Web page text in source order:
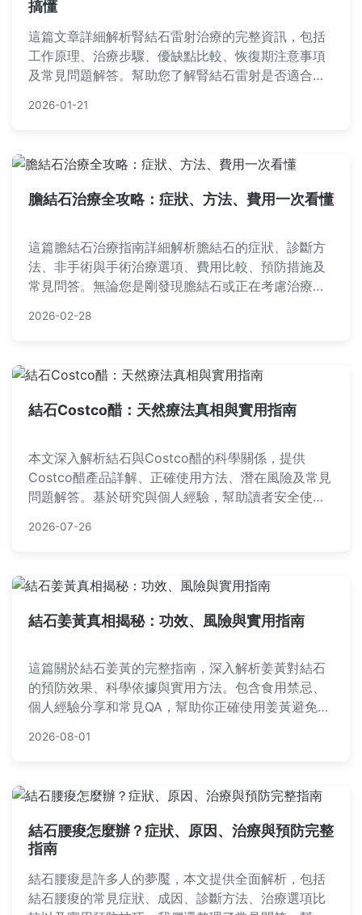
搞懂
這篇文章詳細解析腎結石雷射治療的完整資訊，包括
工作原理、治療步驟、優缺點比較、恢復期注意事項
及常見問題解答。幫助您了解腎結石雷射是否適合自
蓋。
2026-01-21
膽結石治療全攻略：症狀、方法、費用一次看懂
這篇膽結石治療指南詳細解析膽結石的症狀、診斷方
法、非手術與手術治療選項、費用比較、預防措施及
常見問答。無論您是剛發現膽結石或正在考慮治療，
困擾。
2026-02-28
結石Costco醋：天然療法真相與實用指南
本文深入解析結石與Costco醋的科學關係，提供
Costco醋產品詳解、正確使用方法、潛在風險及常見
問題解答。基於研究與個人經驗，幫助讀者安全使用
2026-07-26
結石姜黃真相揭秘：功效、風險與實用指南
這篇關於結石姜黃的完整指南，深入解析姜黃對結石
的預防效果、科學依據與實用方法。包含食用禁忌、
個人經驗分享和常見QA，幫助你正確使用姜黃避免結
2026-08-01
結石腰痠怎麼辦？症狀、原因、治療與預防完整
指南
結石腰痠是許多人的夢魘，本文提供全面解析，包括
結石腰痠的常見症狀、成因、診斷方法、治療選項比